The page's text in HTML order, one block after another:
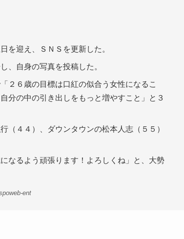
を迎え、ＳＮＳを更新した。
、自身の写真を投稿した。
２６歳の目標は口紅の似合う女性になるこ
分の中の引き出しをもっと増やすこと」と３
（４４）、ダウンタウンの松本人志（５５）
なるよう頑張ります！よろしくね」と、大勢
ent